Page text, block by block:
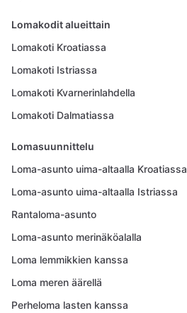
Lomakodit alueittain
Lomakoti Kroatiassa
Lomakoti Istriassa
Lomakoti Kvarnerinlahdella
Lomakoti Dalmatiassa
Lomasuunnittelu
Loma-asunto uima-altaalla Kroatiassa
Loma-asunto uima-altaalla Istriassa
Rantaloma-asunto
Loma-asunto merinäköalalla
Loma lemmikkien kanssa
Loma meren äärellä
Perheloma lasten kanssa